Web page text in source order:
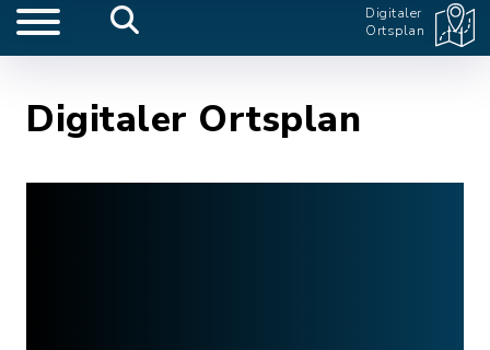
Digitaler
Ortsplan
Digitaler Ortsplan